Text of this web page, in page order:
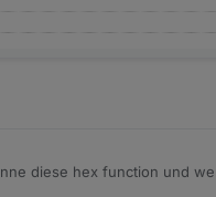
diese hex function und